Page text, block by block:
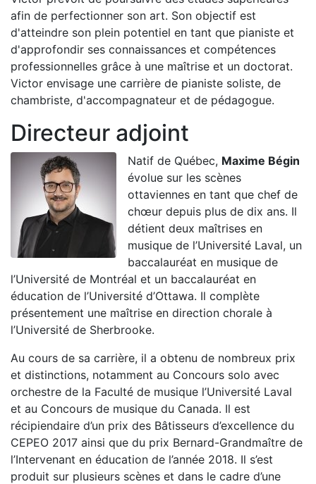
afin de perfectionner son art. Son objectif est
d'atteindre son plein potentiel en tant que pianiste et
d'approfondir ses connaissances et compétences
professionnelles grâce à une maîtrise et un doctorat.
Victor envisage une carrière de pianiste soliste, de
chambriste, d'accompagnateur et de pédagogue.
Directeur adjoint
Natif de Québec, Maxime Bégin
évolue sur les scènes
ottaviennes en tant que chef de
chœur depuis plus de dix ans. Il
détient deux maîtrises en
musique de l’Université Laval, un
baccalauréat en musique de
l’Université de Montréal et un baccalauréat en
éducation de l’Université d’Ottawa. Il complète
présentement une maîtrise en direction chorale à
l’Université de Sherbrooke.
Au cours de sa carrière, il a obtenu de nombreux prix
et distinctions, notamment au Concours solo avec
orchestre de la Faculté de musique l’Université Laval
et au Concours de musique du Canada. Il est
récipiendaire d’un prix des Bâtisseurs d’excellence du
CEPEO 2017 ainsi que du prix Bernard-Grandmaître de
l’Intervenant en éducation de l’année 2018. Il s’est
produit sur plusieurs scènes et dans le cadre d’une